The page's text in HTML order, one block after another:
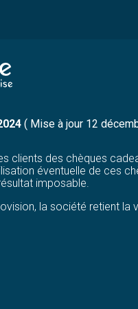
CADEAUX =
( Mise à jour 12
clients des chèques
éventuelle de ces
imposable.
la société retient la